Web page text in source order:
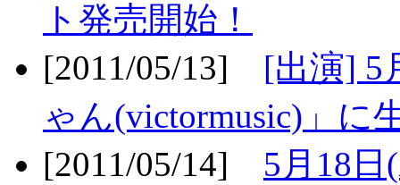
ト発売開始！
[2011/05/13] [出演] 5
ゃん(victormusic)」に
[2011/05/14] 5月18